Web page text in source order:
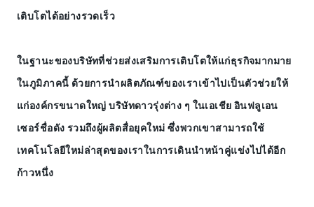
เติบโตได้อย่างรวดเร็ว
ในฐานะของบริษัทที่ช่วยส่งเสริมการเติบโตให้แก่ธุรกิจมากมาย
ในภูมิภาคนี้ ด้วยการนำผลิตภัณฑ์ของเราเข้าไปเป็นตัวช่วยให้
แก่องค์กรขนาดใหญ่ บริษัทดาวรุ่งต่าง ๆ ในเอเชีย อินฟลูเอน
เซอร์ชื่อดัง รวมถึงผู้ผลิตสื่อยุคใหม่ ซึ่งพวกเขาสามารถใช้
เทคโนโลยีใหม่ล่าสุดของเราในการเดินนำหน้าคู่แข่งไปได้อีก
ก้าวหนึ่ง